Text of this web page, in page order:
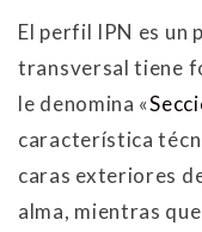
El perfil IPN es un
transversal tiene
le denomina «
característica
caras exteriores
alma, mientras